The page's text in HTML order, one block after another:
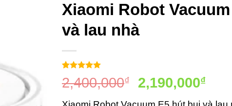
Xiaomi Robot
và lau nhà
5trên 5
dựa trên
2
đánh giá
2,400,000₫
Giá
2,190,000₫Giá